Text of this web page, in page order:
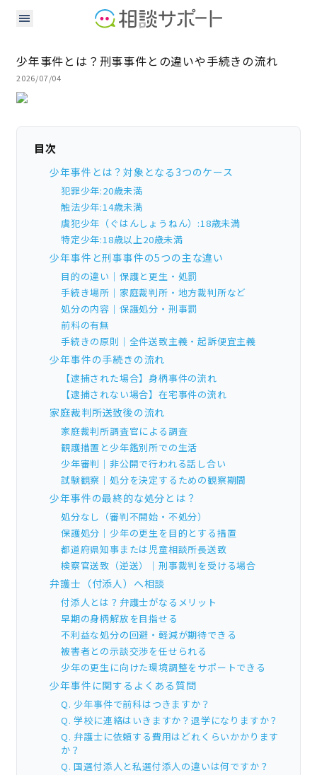
少年事件とは？刑事事件との違いや手続きの流れ
2026/07/04
目次
少年事件とは？対象となる3つのケース
犯罪少年:20歳未満
触法少年:14歳未満
虞犯少年（ぐはんしょうねん）:18歳未満
特定少年:18歳以上20歳未満
少年事件と刑事事件の5つの主な違い
目的の違い｜保護と更生・処罰
手続き場所｜家庭裁判所・地方裁判所など
処分の内容｜保護処分・刑事罰
前科の有無
手続きの原則｜全件送致主義・起訴便宜主義
少年事件の手続きの流れ
【逮捕された場合】身柄事件の流れ
【逮捕されない場合】在宅事件の流れ
家庭裁判所送致後の流れ
家庭裁判所調査官による調査
観護措置と少年鑑別所での生活
少年審判｜非公開で行われる話し合い
試験観察｜処分を決定するための観察期間
少年事件の最終的な処分とは？
処分なし（審判不開始・不処分）
保護処分｜少年の更生を目的とする措置
都道府県知事または児童相談所長送致
検察官送致（逆送）｜刑事裁判を受ける場合
弁護士（付添人）へ相談
付添人とは？弁護士がなるメリット
早期の身柄解放を目指せる
不利益な処分の回避・軽減が期待できる
被害者との示談交渉を任せられる
少年の更生に向けた環境調整をサポートできる
少年事件に関するよくある質問
Q. 少年事件で前科はつきますか？
Q. 学校に連絡はいきますか？退学になりますか？
Q. 弁護士に依頼する費用はどれくらいかかります
か？
Q. 国選付添人と私選付添人の違いは何ですか？